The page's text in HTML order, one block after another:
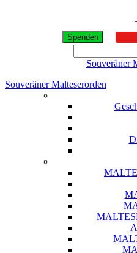
Spenden
Souveräner
Souveräner Malteserorden